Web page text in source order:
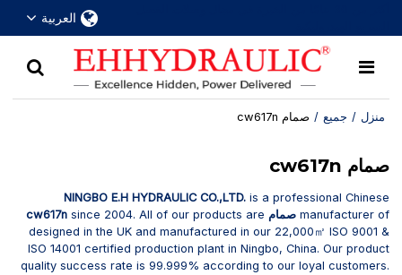
العربية
منزل / جميع / صمام cw617n
صمام cw617n
NINGBO E.H HYDRAULIC CO.,LTD.is a professional Chinese
manufacturer of صمام cw617n since 2004. All of our products are
designed in the UK and manufactured in our 22,000㎡ ISO 9001 &
ISO 14001 certified production plant in Ningbo, China. Our product
quality success rate is 99.999% according to our loyal customers.